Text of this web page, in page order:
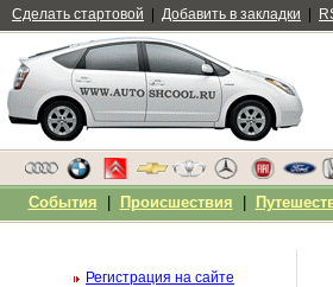
Регистрация на сайте
Сделать стартовой Добавить в закладки
События Происшествия